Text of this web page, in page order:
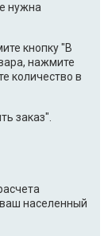
нужна
кнопку "В
нажмите
количество в
заказ".
населенный